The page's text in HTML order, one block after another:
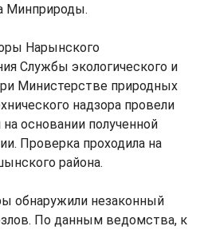
Минприроды.
Нарынского
Службы экологического и
Министерстве природных
надзора провели
основании полученной
Проверка проходила на
района.
обнаружили незаконный
По данным ведомства, к